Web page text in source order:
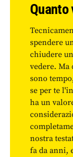
spendere
chiudere
vedere.
sono
se per te
ha un
nostra
fa da anni,